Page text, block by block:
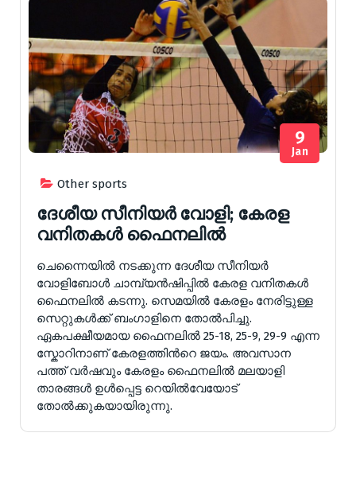
Other sports
9
Jan
ദേശീയ സീനിയർ വോളി; കേരള
വനിതകൾ ഫൈനലിൽ
ചെന്നൈയിൽ നടക്കുന്ന ദേശീയ സീനിയർ
വോളിബോൾ ചാമ്പ്യൻഷിപ്പിൽ കേരള വനിതകൾ
ഫൈനലിൽ കടന്നു. സെമയിൽ കേരളം നേരിട്ടുള്ള
സെറ്റുകൾക്ക് ബംഗാളിനെ തോൽപിച്ചു.
ഏകപക്ഷീയമായ ഫൈനലിൽ 25-18, 25-9, 29-9 എന്ന
സ്കോറിനാണ് കേരളത്തിൻറെ ജയം. അവസാന
പത്ത് വർഷവും കേരളം ഫൈനലിൽ മലയാളി
താരങ്ങൾ ഉൾപ്പെട്ട റെയിൽവേയോട്
തോൽക്കുകയായിരുന്നു.